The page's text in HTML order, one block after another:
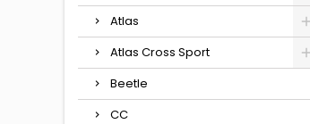
Atlas
Atlas Cross Sport
Beetle
CC